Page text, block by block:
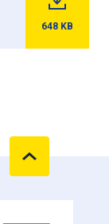
648 KB